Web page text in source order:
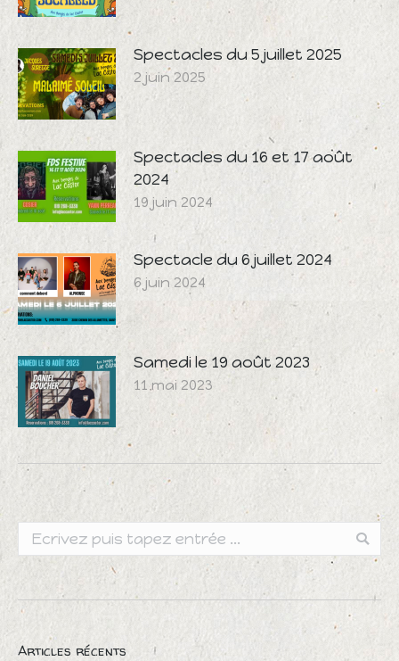
Spectacles du 5 juillet 2025
2 juin 2025
Spectacles du 16 et 17 août
2024
19 juin 2024
Spectacle du 6 juillet 2024
6 juin 2024
Samedi le 19 août 2023
11 mai 2023
Search:
Articles récents